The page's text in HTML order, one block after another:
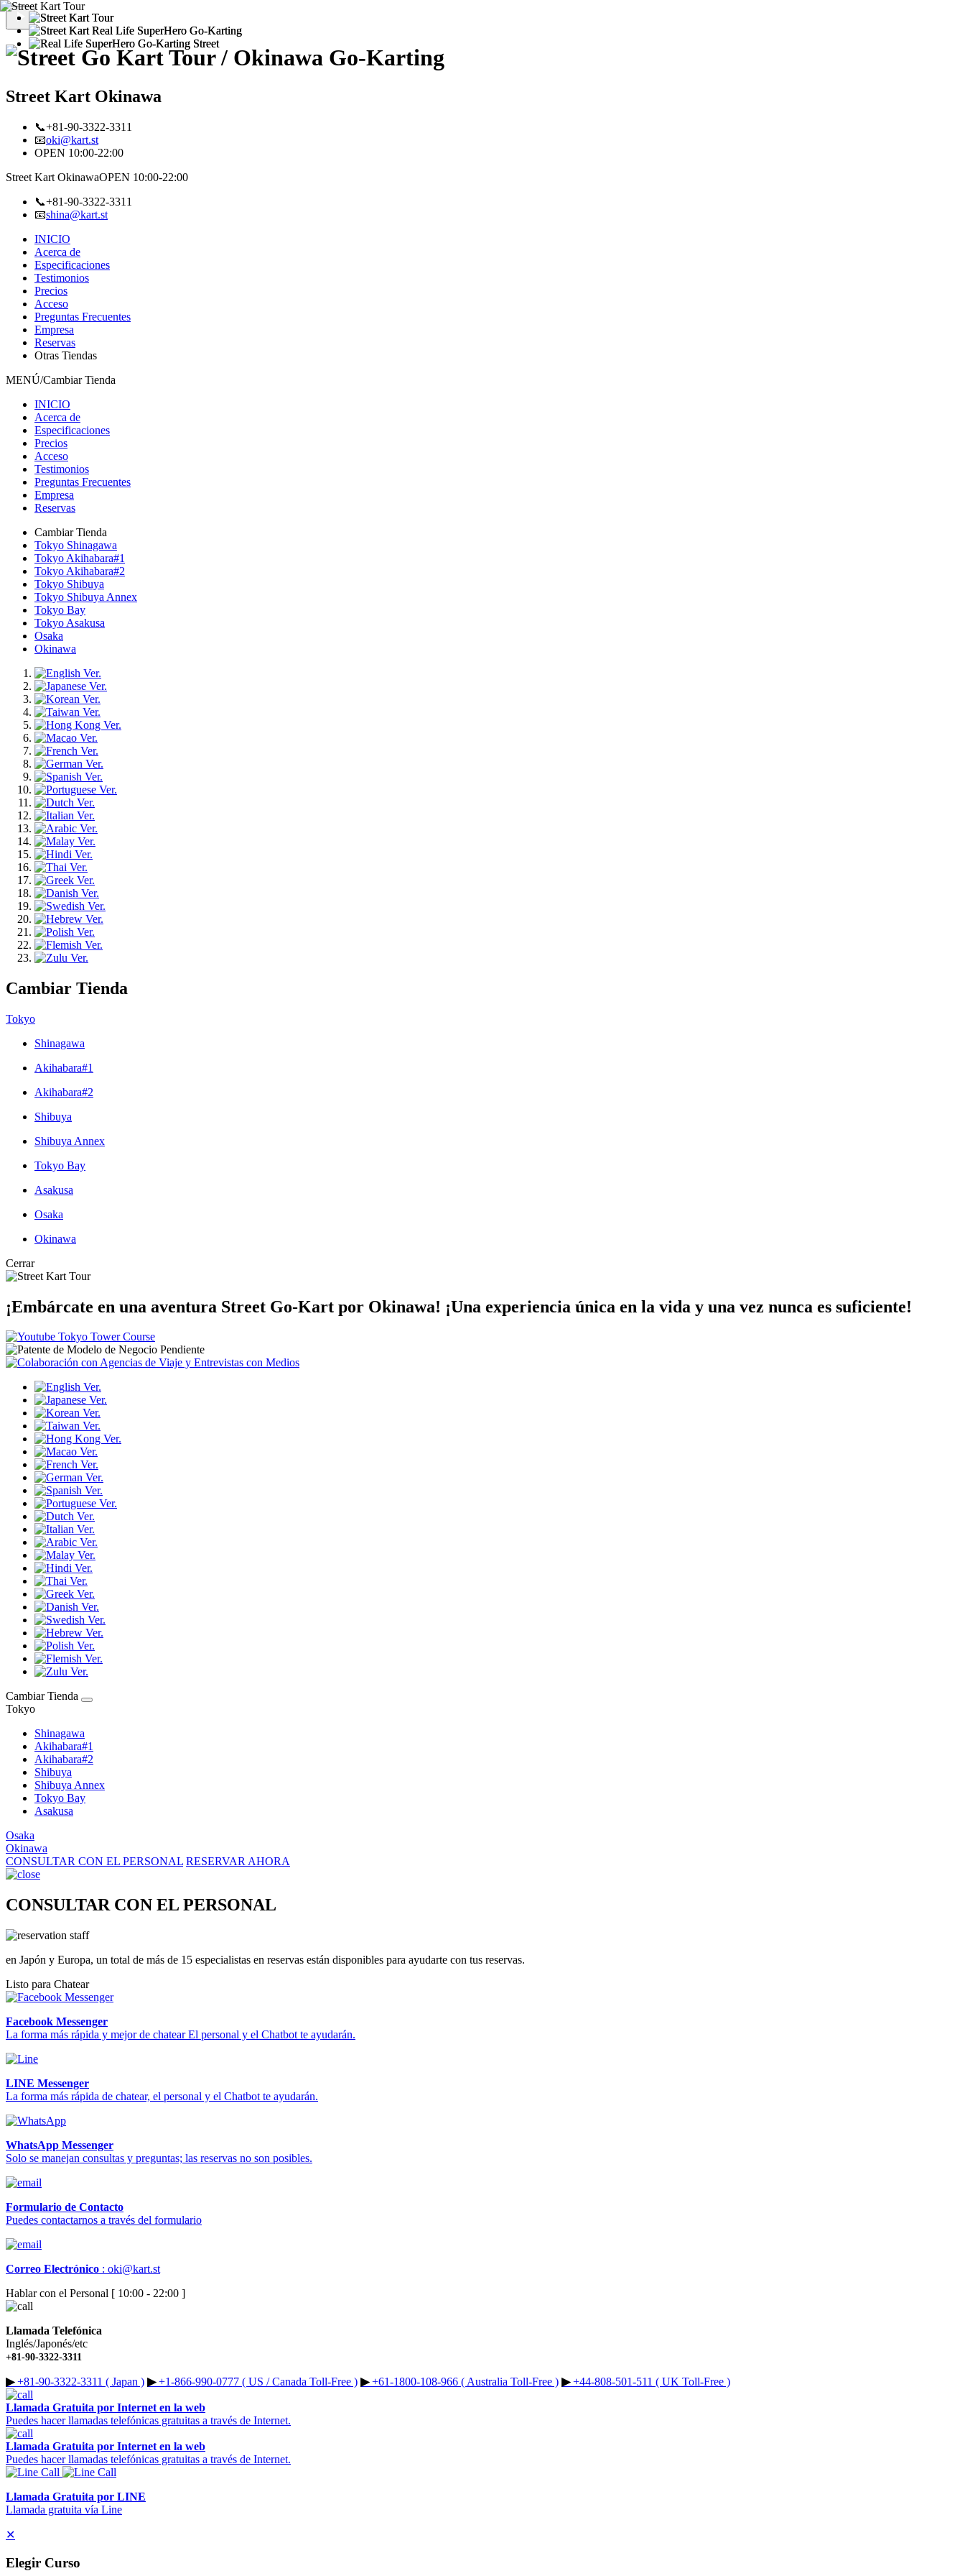
Street Kart Okinawa
📞+81-90-3322-3311
📧oki@kart.st
OPEN 10:00-22:00
Street Kart OkinawaOPEN 10:00-22:00
📞+81-90-3322-3311
📧shina@kart.st
INICIO
Acerca de
Especificaciones
Testimonios
Precios
Acceso
Preguntas Frecuentes
Empresa
Reservas
Otras Tiendas
MENÚ/Cambiar Tienda
INICIO
Acerca de
Especificaciones
Precios
Acceso
Testimonios
Preguntas Frecuentes
Empresa
Reservas
Cambiar Tienda
Tokyo Shinagawa
Tokyo Akihabara#1
Tokyo Akihabara#2
Tokyo Shibuya
Tokyo Shibuya Annex
Tokyo Bay
Tokyo Asakusa
Osaka
Okinawa
Cambiar Tienda
Tokyo
Shinagawa
Akihabara#1
Akihabara#2
Shibuya
Shibuya Annex
Tokyo Bay
Asakusa
Osaka
Okinawa
Cerrar
¡Embárcate en una aventura Street Go-Kart por Okinawa! ¡Una experiencia única en la vida y una vez nunca es suficiente!
Cambiar Tienda
Tokyo
Shinagawa
Akihabara#1
Akihabara#2
Shibuya
Shibuya Annex
Tokyo Bay
Asakusa
Osaka
Okinawa
CONSULTAR CON EL PERSONAL RESERVAR AHORA
CONSULTAR CON EL PERSONAL
en Japón y Europa, un total de más de 15 especialistas en reservas están disponibles para ayudarte con tus reservas.
Listo para Chatear
Facebook Messenger
La forma más rápida y mejor de chatear El personal y el Chatbot te ayudarán.
LINE Messenger
La forma más rápida de chatear, el personal y el Chatbot te ayudarán.
WhatsApp Messenger
Solo se manejan consultas y preguntas; las reservas no son posibles.
Formulario de Contacto
Puedes contactarnos a través del formulario
Correo Electrónico : oki@kart.st
Hablar con el Personal [ 10:00 - 22:00 ]
Llamada Telefónica
Inglés/Japonés/etc
+81-90-3322-3311
▶︎+81-90-3322-3311 ( Japan ) ▶︎+1-866-990-0777 ( US / Canada Toll-Free ) ▶︎+61-1800-108-966 ( Australia Toll-Free ) ▶︎+44-808-501-511 ( UK Toll-Free )
Llamada Gratuita por Internet en la web
Puedes hacer llamadas telefónicas gratuitas a través de Internet.
Llamada Gratuita por Internet en la web
Puedes hacer llamadas telefónicas gratuitas a través de Internet.
Llamada Gratuita por LINE
Llamada gratuita vía Line
✕
Elegir Curso